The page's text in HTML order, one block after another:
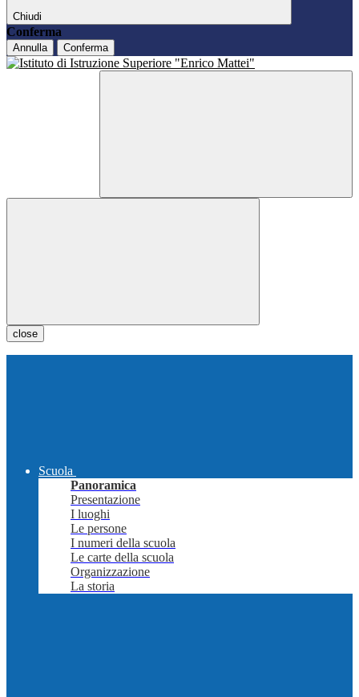
Chiudi
Conferma
Annulla Conferma
close
Scuola
Panoramica
Presentazione
I luoghi
Le persone
I numeri della scuola
Le carte della scuola
Organizzazione
La storia